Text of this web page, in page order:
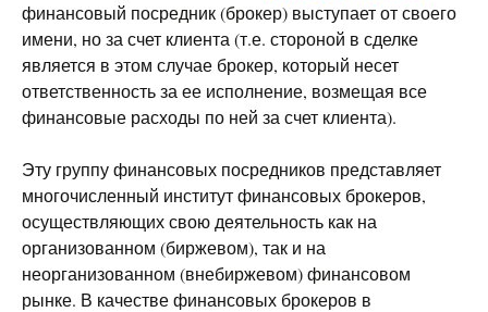
финансовый посредник (брокер) выступает от своего
имени, но за счет клиента (т.е. стороной в сделке
является в этом случае брокер, который несет
ответственность за ее исполнение, возмещая все
финансовые расходы по ней за счет клиента).
Эту группу финансовых посредников представляет
многочисленный институт финансовых брокеров,
осуществляющих свою деятельность как на
организованном (биржевом), так и на
неорганизованном (внебиржевом) финансовом
рынке. В качестве финансовых брокеров в